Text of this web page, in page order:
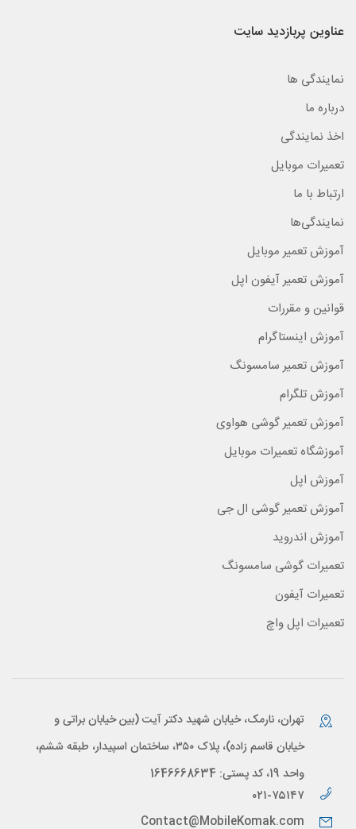
عناوین پربازدید سایت
نمایندگی ها
درباره ما
اخذ نمایندگی
تعمیرات موبایل
ارتباط با ما
نمایندگی‌ها
آموزش تعمیر موبایل
آموزش تعمیر آیفون اپل
قوانین و مقررات
آموزش اینستاگرام
آموزش تعمیر سامسونگ
آموزش تلگرام
آموزش تعمیر گوشی هواوی
آموزشگاه تعمیرات موبایل
آموزش اپل
آموزش تعمیر گوشی ال جی
آموزش اندروید
تعمیرات گوشی سامسونگ
تعمیرات آیفون
تعمیرات اپل واچ
تهران، نارمک، خیابان شهید دکتر آیت (بین خیابان براتی و
خیابان قاسم زاده)، پلاک ۳۵۰، ساختمان اسپیدار، طبقه ششم،
واحد 19، کد پستی: 1646668634
۰۲۱-۷۵۱۴۷
Contact@MobileKomak.com